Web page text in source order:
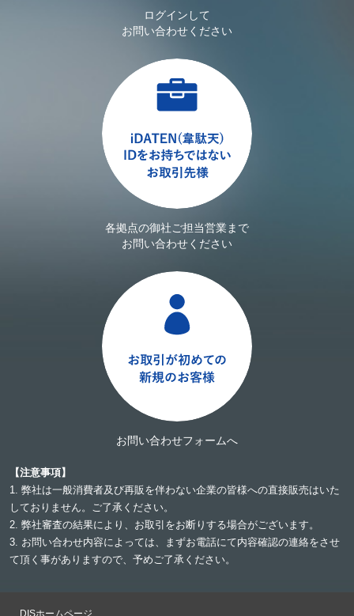
ログインして
お問い合わせください
各拠点の御社ご担当営業まで
お問い合わせください
お問い合わせフォームへ
【注意事項】
1. 弊社は一般消費者及び再販を伴わない企業の皆様への直接販売はいた
しておりません。ご了承ください。
2. 弊社審査の結果により、お取引をお断りする場合がございます。
3. お問い合わせ内容によっては、まずお電話にて内容確認の連絡をさせ
て頂く事がありますので、予めご了承ください。
DISホームページ